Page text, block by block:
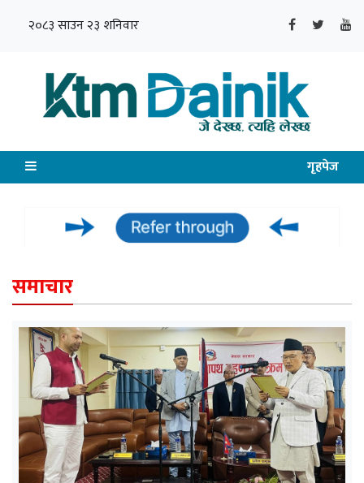
२०८३ साउन २३ शनिवार
गृहपेज
समाचार